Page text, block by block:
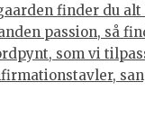
finder du
passion, så
som vi